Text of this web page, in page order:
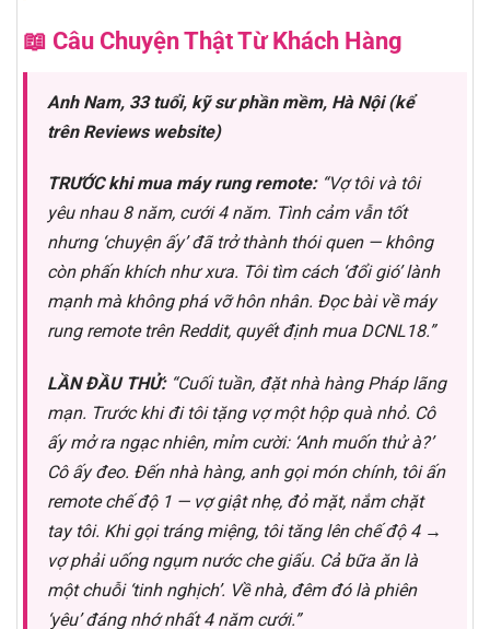
📖 Câu Chuyện Thật Từ Khách Hàng
Anh Nam, 33 tuổi, kỹ sư phần mềm, Hà Nội (kể
trên Reviews website)
TRƯỚC khi mua máy rung remote:“Vợ tôi và tôi
yêu nhau 8 năm, cưới 4 năm. Tình cảm vẫn tốt
nhưng ‘chuyện ấy’ đã trở thành thói quen — không
còn phấn khích như xưa. Tôi tìm cách ‘đổi gió’ lành
mạnh mà không phá vỡ hôn nhân. Đọc bài về máy
rung remote trên Reddit, quyết định mua DCNL18.”
LẦN ĐẦU THỬ:“Cuối tuần, đặt nhà hàng Pháp lãng
mạn. Trước khi đi tôi tặng vợ một hộp quà nhỏ. Cô
ấy mở ra ngạc nhiên, mỉm cười: ‘Anh muốn thử à?’
Cô ấy đeo. Đến nhà hàng, anh gọi món chính, tôi ấn
remote chế độ 1 — vợ giật nhẹ, đỏ mặt, nắm chặt
tay tôi. Khi gọi tráng miệng, tôi tăng lên chế độ 4 →
vợ phải uống ngụm nước che giấu. Cả bữa ăn là
một chuỗi ‘tinh nghịch’. Về nhà, đêm đó là phiên
‘yêu’ đáng nhớ nhất 4 năm cưới.”